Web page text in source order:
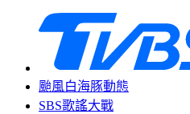
颱風白海豚動態
SBS歌謠大戰